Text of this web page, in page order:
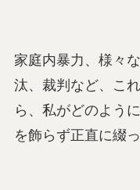
家庭内暴力、様々
汰、裁判など、こ
ら、私がどのよう
を飾らず正直に綴